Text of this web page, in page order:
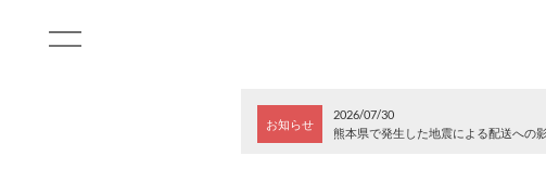
お知らせ
2026/07/30
熊本県で発生した地震による配送への